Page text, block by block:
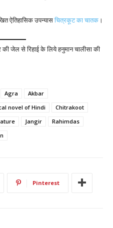
ऐतिहासिक उपन्यास चित्रकूट का चातक ।
की जेल से रिहाई के लिये हनुमान चालीसा की
Agra
Akbar
novel of Hindi
Chitrakoot
Jangir
Rahimdas
Pinterest